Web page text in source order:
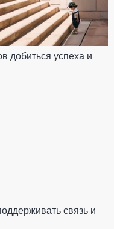
добиться успеха и
связь и